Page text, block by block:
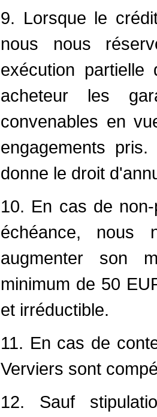
9. Lorsque le
nous nous
exécution
acheteur les
convenables en
engagements
donne le droit
10. En cas de
échéance, nous
augmenter son
minimum de 50
et irréductible.
11. En cas de
Verviers sont
12. Sauf